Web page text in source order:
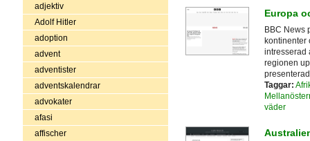
adjektiv
Adolf Hitler
adoption
advent
adventister
adventskalendrar
advokater
afasi
affischer
Europa
BBC News
kontinenter
intresserad
regionen
Taggar:
väder